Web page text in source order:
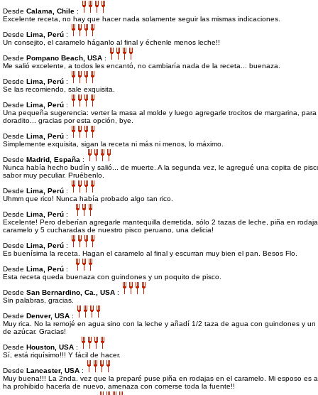
Desde Calama, Chile :
Excelente receta, no hay que hacer nada solamente seguir las mismas indicaciones.
Desde Lima, Perú :
Un consejito, el caramelo háganlo al final y échenle menos leche!!
Desde Pompano Beach, USA :
Me salió excelente, a todos les encantó, no cambiaría nada de la receta... buenaza.
Desde Lima, Perú :
Se las recomiendo, sale exquisita.
Desde Lima, Perú :
Una pequeña sugerencia: verter la masa al molde y luego agregarle trocitos de margarina,
doradito... gracias por esta opción, bye.
Desde Lima, Perú :
Simplemente exquisita, sigan la receta ni más ni menos, lo máximo.
Desde Madrid, España :
Nunca había hecho budín y salió... de muerte. A la segunda vez, le agregué una copita de
sabor muy peculiar. Pruébenlo.
Desde Lima, Perú :
Uhmm que rico! Nunca había probado algo tan rico.
Desde Lima, Perú :
Excelente! Pero deberían agregarle mantequilla derretida, sólo 2 tazas de leche, piña en
caramelo y 5 cucharadas de nuestro pisco peruano, una delicia!
Desde Lima, Perú :
Es buenísima la receta. Hagan el caramelo al final y escurran muy bien el pan. Besos Flo.
Desde Lima, Perú :
Esta receta queda buenaza con guindones y un poquito de pisco.
Desde San Bernardino, Ca., USA :
Sin palabras, gracias.
Desde Denver, USA :
Muy rica. No la remojé en agua sino con la leche y añadí 1/2 taza de agua con guindones y un
de azúcar. Gracias!
Desde Houston, USA :
Sí, está riquísimo!!! Y fácil de hacer.
Desde Lancaster, USA :
Muy buena!!! La 2nda. vez que la preparé puse piña en rodajas en el caramelo. Mi esposo es
ha prohibido hacerla de nuevo, amenaza con comerse toda la fuente!!